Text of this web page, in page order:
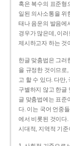
혹은 복수의 표준형
일된 의사소통을 위
태나 음운의 발음에
경우가 많은데, 이
제시하고자 하는 것
한글 맞춤법은 그러
을 규정한 것이므로
고 할 수 있다. 다만,
구별하지 않고 한글
글 맞춤법에는 표준
다. 이는 국어 언중
에서 비롯된 것이다
시대적, 지역적 기